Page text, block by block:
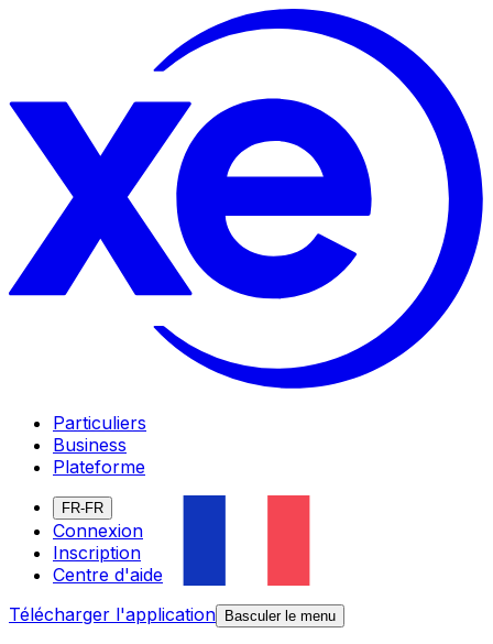
Particuliers
Business
Plateforme
FR-FR
Connexion
Inscription
Centre d'aide
Télécharger l'application
Basculer le menu